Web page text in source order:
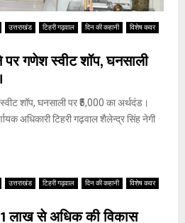
उत्तराखंड टिहरी गढ़वाल दिन की कहानी
विशेष कवर
पर गणेश स्वीट शॉप, घनसाली
शॉप, घनसाली पर ₹5,000 का अर्थदंड।
अधिकारी टिहरी गढ़वाल शैलेन्द्र सिंह नेगी
उत्तराखंड टिहरी गढ़वाल दिन की कहानी
विशेष कवर
लाख से अधिक की विकास